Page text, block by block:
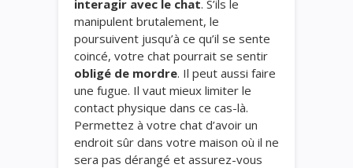
interagir avec le chat. S’ils le
manipulent brutalement, le
poursuivent jusqu’à ce qu’il se sente
coincé, votre chat pourrait se sentir
obligé de mordre. Il peut aussi faire
une fugue. Il vaut mieux limiter le
contact physique dans ce cas-là.
Permettez à votre chat d’avoir un
endroit sûr dans votre maison où il ne
sera pas dérangé et assurez-vous